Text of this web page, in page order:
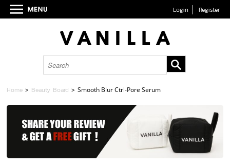
Login Register
Home > Beauty Board >Smooth Blur Ctrl-Pore Serum